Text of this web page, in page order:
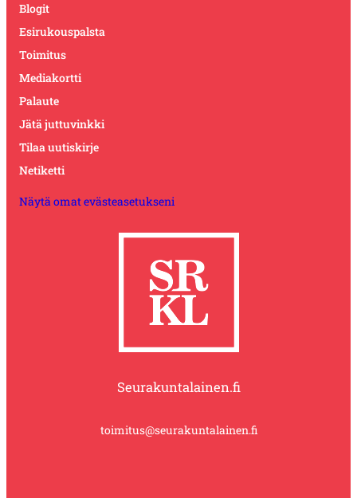
Blogit
Esirukouspalsta
Toimitus
Mediakortti
Palaute
Jätä juttuvinkki
Tilaa uutiskirje
Netiketti
Näytä omat evästeasetukseni
Seurakuntalainen.fi
toimitus@seurakuntalainen.fi